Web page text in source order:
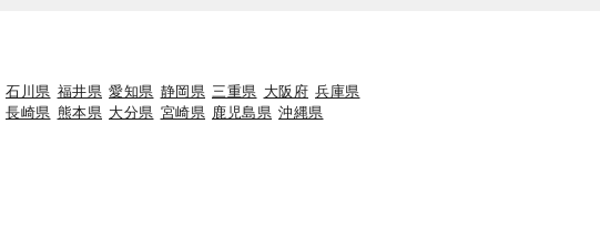
石川県 福井県 愛知県 静岡県 三重県 大阪府 兵庫県
長崎県 熊本県 大分県 宮崎県 鹿児島県 沖縄県